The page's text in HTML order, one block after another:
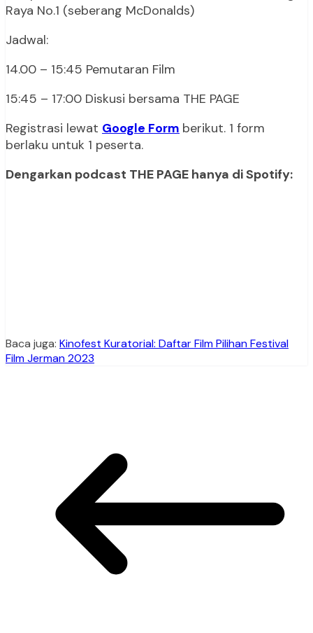
Raya No.1 (seberang McDonalds)
Jadwal:
14.00 – 15:45 Pemutaran Film
15:45 – 17:00 Diskusi bersama THE PAGE
Registrasi lewat Google Form berikut. 1 form
berlaku untuk 1 peserta.
Dengarkan podcast THE PAGE hanya di Spotify:
Baca juga: Kinofest Kuratorial: Daftar Film Pilihan Festival
Film Jerman 2023